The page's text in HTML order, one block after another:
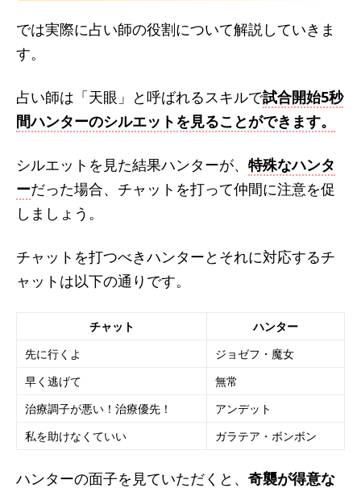
では実際に占い師の役割について解説していきま
す。
占い師は「天眼」と呼ばれるスキルで試合開始5秒
間ハンターのシルエットを見ることができます。
シルエットを見た結果ハンターが、 特殊なハンタ
ーだった場合、チャットを打って仲間に注意を促
しましょう。
チャットを打つべきハンターとそれに対応するチ
ャットは以下の通りです。
チャット
ハンター
先に行くよ
ジョゼフ・魔女
早く逃げて
無常
治療調子が悪い！治療優先！
アンデット
私を助けなくていい
ガラテア・ボンボン
ハンターの面子を見ていただくと、 奇襲が得意な